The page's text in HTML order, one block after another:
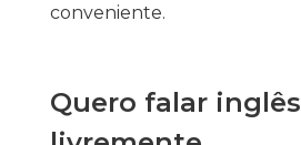
conveniente.
Quero falar inglês